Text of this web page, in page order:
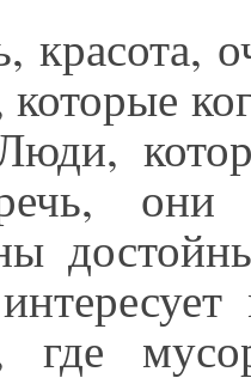
красота,
которые
где